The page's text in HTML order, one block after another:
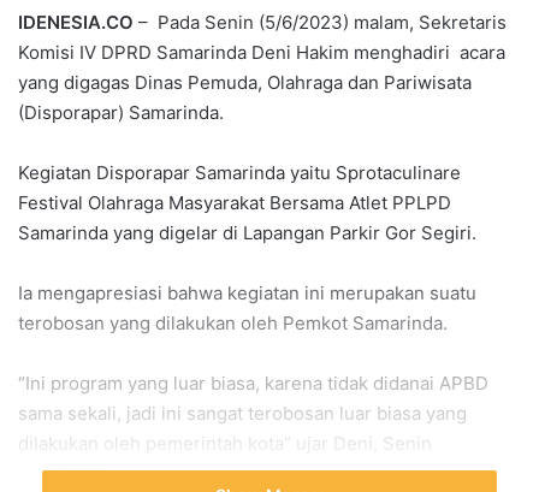
IDENESIA.CO – Pada Senin (5/6/2023) malam, Sekretaris
Komisi IV DPRD Samarinda Deni Hakim menghadiri acara
yang digagas Dinas Pemuda, Olahraga dan Pariwisata
(Disporapar) Samarinda.
Kegiatan Disporapar Samarinda yaitu Sprotaculinare
Festival Olahraga Masyarakat Bersama Atlet PPLPD
Samarinda yang digelar di Lapangan Parkir Gor Segiri.
Ia mengapresiasi bahwa kegiatan ini merupakan suatu
terobosan yang dilakukan oleh Pemkot Samarinda.
“Ini program yang luar biasa, karena tidak didanai APBD
sama sekali, jadi ini sangat terobosan luar biasa yang
dilakukan oleh pemerintah kota” ujar Deni, Senin
(5/6/2023).